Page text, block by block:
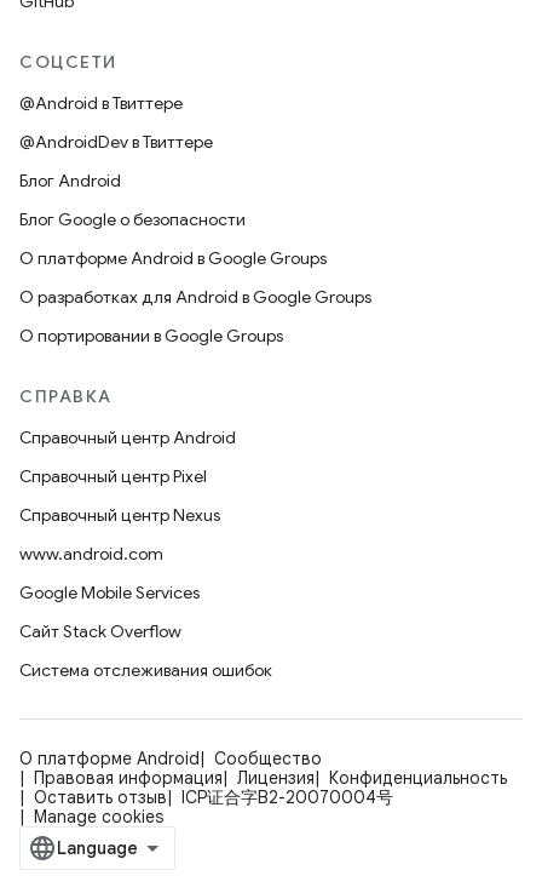
СОЦСЕТИ
@Android в Твиттере
@AndroidDev в Твиттере
Блог Android
Блог Google о безопасности
О платформе Android в Google Groups
О разработках для Android в Google Groups
О портировании в Google Groups
СПРАВКА
Справочный центр Android
Справочный центр Pixel
Справочный центр Nexus
www.android.com
Google Mobile Services
Сайт Stack Overflow
Система отслеживания ошибок
О платформе Android
Сообщество
Правовая информация
Лицензия
Конфиденциальность
Оставить отзыв
ICP证合字B2-20070004号
Manage cookies